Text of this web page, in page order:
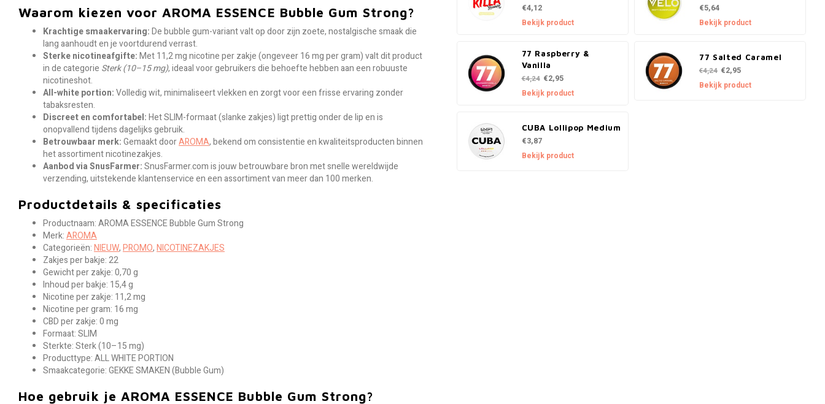
Waarom kiezen voor AROMA ESSENCE Bubble Gum Strong?
Krachtige smaakervaring:De bubble gum-variant valt op door zijn zoete, nostalgische smaak die
lang aanhoudt en je voortdurend verrast.
Sterke nicotineafgifte:Met 11,2 mg nicotine per zakje (ongeveer 16 mg per gram) valt dit product
in de categorie Sterk (10–15 mg), ideaal voor gebruikers die behoefte hebben aan een robuuste
nicotineshot.
All-white portion:Volledig wit, minimaliseert vlekken en zorgt voor een frisse ervaring zonder
tabaksresten.
Discreet en comfortabel:Het SLIM-formaat (slanke zakjes) ligt prettig onder de lip en is
onopvallend tijdens dagelijks gebruik.
Betrouwbaar merk:Gemaakt doorAROMA, bekend om consistentie en kwaliteitsproducten binnen
het assortiment nicotinezakjes.
Aanbod via SnusFarmer:SnusFarmer.com is jouw betrouwbare bron met snelle wereldwijde
verzending, uitstekende klantenservice en een assortiment van meer dan 100 merken.
Productdetails & specificaties
Productnaam: AROMA ESSENCE Bubble Gum Strong
Merk:AROMA
Categorieën:NIEUW,PROMO,NICOTINEZAKJES
Zakjes per bakje: 22
Gewicht per zakje: 0,70 g
Inhoud per bakje: 15,4 g
Nicotine per zakje: 11,2 mg
Nicotine per gram: 16 mg
CBD per zakje: 0 mg
Formaat: SLIM
Sterkte: Sterk (10–15 mg)
Producttype: ALL WHITE PORTION
Smaakcategorie: GEKKE SMAKEN (Bubble Gum)
Hoe gebruik je AROMA ESSENCE Bubble Gum Strong?
€4,12
Bekijk product
€5,64
Bekijk product
77 Raspberry &
Vanilla
€4,24 €2,95
Bekijk product
77 Salted Caramel
€4,24 €2,95
Bekijk product
CUBA Lollipop Medium
€3,87
Bekijk product